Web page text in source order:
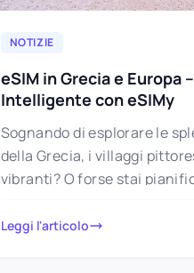
NOTIZIE
eSIM in Grecia e Europa
Intelligente con eSIMy
Sognando di esplorare le
della Grecia, i villaggi
vibranti? O forse stai
Leggi l'articolo